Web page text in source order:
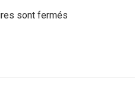
sont fermés